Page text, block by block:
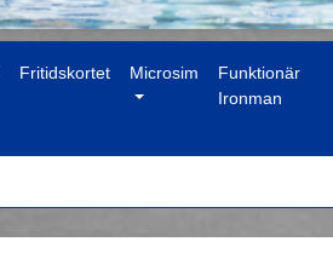
Fritidskortet Microsim
Funktionär
Ironman